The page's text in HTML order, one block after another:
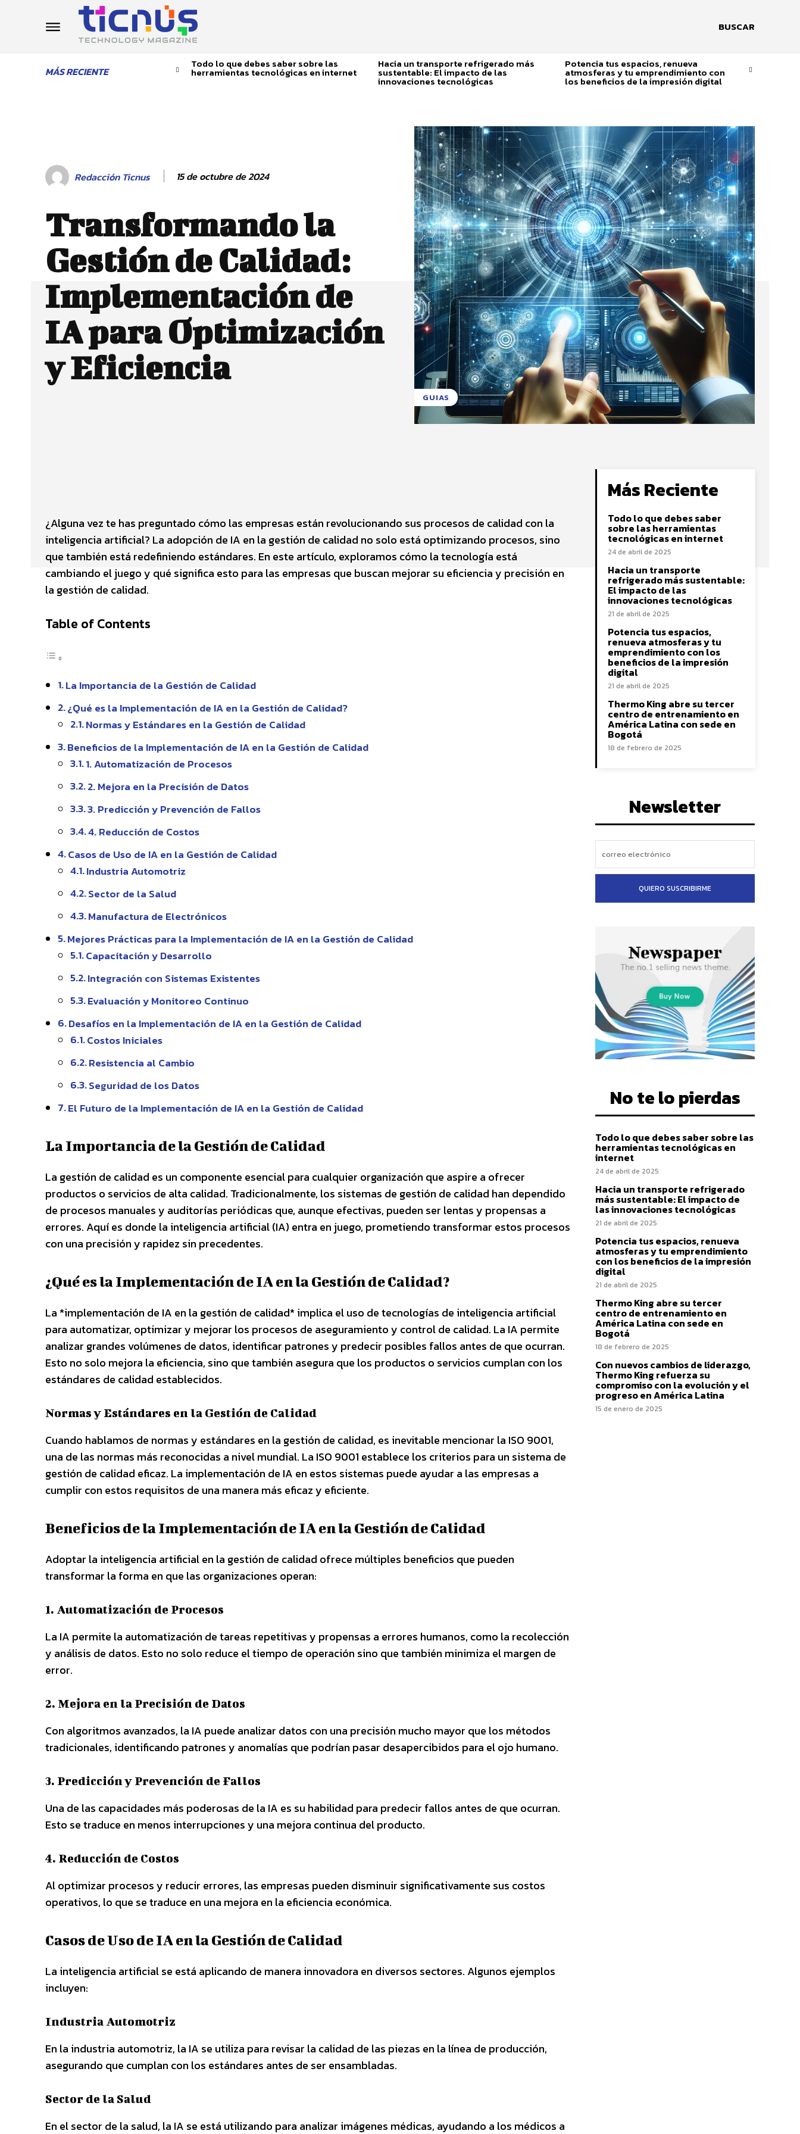
BUSCAR
MÁS RECIENTE
Todo lo que debes saber sobre las
herramientas tecnológicas en internet
Hacia un transporte refrigerado más
sustentable: El impacto de las
innovaciones tecnológicas
Potencia tus espacios, renueva
atmosferas y tu emprendimiento con
los beneficios de la impresión digital
Redacción Ticnus 15 de octubre de 2024
Transformando la
Gestión de Calidad:
Implementación de
IA para Optimización
y Eficiencia
GUIAS
¿Alguna vez te has preguntado cómo las empresas están revolucionando sus procesos de calidad con la
inteligencia artificial? La adopción de IA en la gestión de calidad no solo está optimizando procesos, sino
que también está redefiniendo estándares. En este artículo, exploramos cómo la tecnología está
cambiando el juego y qué significa esto para las empresas que buscan mejorar su eficiencia y precisión en
la gestión de calidad.
Table of Contents
La Importancia de la Gestión de Calidad
¿Qué es la Implementación de IA en la Gestión de Calidad?
Normas y Estándares en la Gestión de Calidad
Beneficios de la Implementación de IA en la Gestión de Calidad
1. Automatización de Procesos
2. Mejora en la Precisión de Datos
3. Predicción y Prevención de Fallos
4. Reducción de Costos
Casos de Uso de IA en la Gestión de Calidad
Industria Automotriz
Sector de la Salud
Manufactura de Electrónicos
Mejores Prácticas para la Implementación de IA en la Gestión de Calidad
Capacitación y Desarrollo
Integración con Sistemas Existentes
Evaluación y Monitoreo Continuo
Desafíos en la Implementación de IA en la Gestión de Calidad
Costos Iniciales
Resistencia al Cambio
Seguridad de los Datos
El Futuro de la Implementación de IA en la Gestión de Calidad
La Importancia de la Gestión de Calidad
La gestión de calidad es un componente esencial para cualquier organización que aspire a ofrecer
productos o servicios de alta calidad. Tradicionalmente, los sistemas de gestión de calidad han dependido
de procesos manuales y auditorías periódicas que, aunque efectivas, pueden ser lentas y propensas a
errores. Aquí es donde la inteligencia artificial (IA) entra en juego, prometiendo transformar estos procesos
con una precisión y rapidez sin precedentes.
¿Qué es la Implementación de IA en la Gestión de Calidad?
La *implementación de IA en la gestión de calidad* implica el uso de tecnologías de inteligencia artificial
para automatizar, optimizar y mejorar los procesos de aseguramiento y control de calidad. La IA permite
analizar grandes volúmenes de datos, identificar patrones y predecir posibles fallos antes de que ocurran.
Esto no solo mejora la eficiencia, sino que también asegura que los productos o servicios cumplan con los
estándares de calidad establecidos.
Normas y Estándares en la Gestión de Calidad
Cuando hablamos de normas y estándares en la gestión de calidad, es inevitable mencionar la ISO 9001,
una de las normas más reconocidas a nivel mundial. La ISO 9001 establece los criterios para un sistema de
gestión de calidad eficaz. La implementación de IA en estos sistemas puede ayudar a las empresas a
cumplir con estos requisitos de una manera más eficaz y eficiente.
Beneficios de la Implementación de IA en la Gestión de Calidad
Adoptar la inteligencia artificial en la gestión de calidad ofrece múltiples beneficios que pueden
transformar la forma en que las organizaciones operan:
1. Automatización de Procesos
La IA permite la automatización de tareas repetitivas y propensas a errores humanos, como la recolección
y análisis de datos. Esto no solo reduce el tiempo de operación sino que también minimiza el margen de
error.
2. Mejora en la Precisión de Datos
Con algoritmos avanzados, la IA puede analizar datos con una precisión mucho mayor que los métodos
tradicionales, identificando patrones y anomalías que podrían pasar desapercibidos para el ojo humano.
3. Predicción y Prevención de Fallos
Una de las capacidades más poderosas de la IA es su habilidad para predecir fallos antes de que ocurran.
Esto se traduce en menos interrupciones y una mejora continua del producto.
4. Reducción de Costos
Al optimizar procesos y reducir errores, las empresas pueden disminuir significativamente sus costos
operativos, lo que se traduce en una mejora en la eficiencia económica.
Casos de Uso de IA en la Gestión de Calidad
La inteligencia artificial se está aplicando de manera innovadora en diversos sectores. Algunos ejemplos
incluyen:
Industria Automotriz
En la industria automotriz, la IA se utiliza para revisar la calidad de las piezas en la línea de producción,
asegurando que cumplan con los estándares antes de ser ensambladas.
Sector de la Salud
En el sector de la salud, la IA se está utilizando para analizar imágenes médicas, ayudando a los médicos a
Más Reciente
Todo lo que debes saber
sobre las herramientas
tecnológicas en internet
24 de abril de 2025
Hacia un transporte
refrigerado más sustentable:
El impacto de las
innovaciones tecnológicas
21 de abril de 2025
Potencia tus espacios,
renueva atmosferas y tu
emprendimiento con los
beneficios de la impresión
digital
21 de abril de 2025
Thermo King abre su tercer
centro de entrenamiento en
América Latina con sede en
Bogotá
18 de febrero de 2025
Newsletter
QUIERO SUSCRIBIRME
No te lo pierdas
Todo lo que debes saber sobre las
herramientas tecnológicas en
internet
24 de abril de 2025
Hacia un transporte refrigerado
más sustentable: El impacto de
las innovaciones tecnológicas
21 de abril de 2025
Potencia tus espacios, renueva
atmosferas y tu emprendimiento
con los beneficios de la impresión
digital
21 de abril de 2025
Thermo King abre su tercer
centro de entrenamiento en
América Latina con sede en
Bogotá
18 de febrero de 2025
Con nuevos cambios de liderazgo,
Thermo King refuerza su
compromiso con la evolución y el
progreso en América Latina
15 de enero de 2025